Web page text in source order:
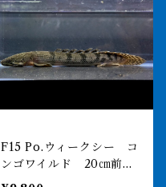
F15 Po.ウィークシー コ
ンゴワイルド 20㎝前
後 薬浴完了済